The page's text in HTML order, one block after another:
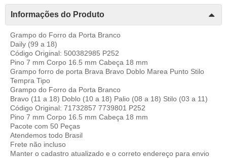
Informações do Produto
Grampo do Forro da Porta Branco
Daily (99 a 18)
Código Original: 500382985 P252
Pino 7 mm Corpo 16.5 mm Cabeça 18 mm
Grampo forro de porta Brava Bravo Doblo Marea Punto Stilo
Tempra Tipo
Grampo do Forro da Porta Branco
Bravo (11 a 18) Doblo (10 a 18) Palio (08 a 18) Stilo (03 a 11)
Código Original: 71732857 7739801 P252
Pino 7 mm Corpo 16.5 mm Cabeça 18 mm
Pacote com 50 Peças
Atendemos todo Brasil
Frete não incluso
Manter o cadastro atualizado e o correto endereço para envio